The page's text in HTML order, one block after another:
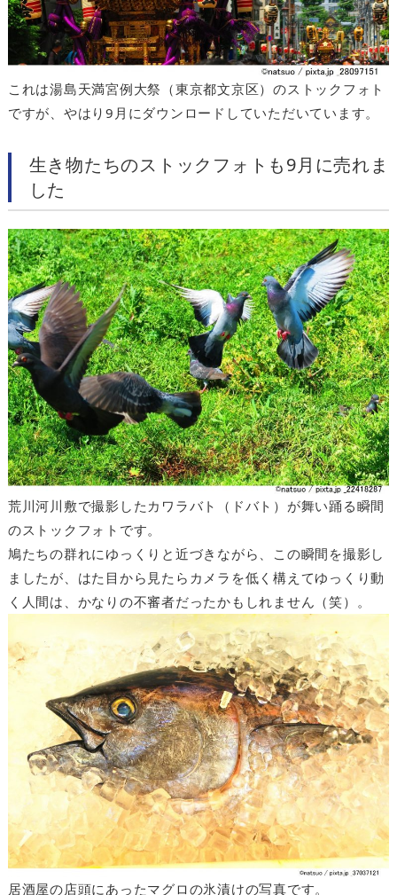
これは湯島天満宮例大祭（東京都文京区）のストックフォト
ですが、やはり9月にダウンロードしていただいています。
生き物たちのストックフォトも9月に売れま
した
荒川河川敷で撮影したカワラバト（ドバト）が舞い踊る瞬間
のストックフォトです。
鳩たちの群れにゆっくりと近づきながら、この瞬間を撮影し
ましたが、はた目から見たらカメラを低く構えてゆっくり動
く人間は、かなりの不審者だったかもしれません（笑）。
居酒屋の店頭にあったマグロの氷漬けの写真です。